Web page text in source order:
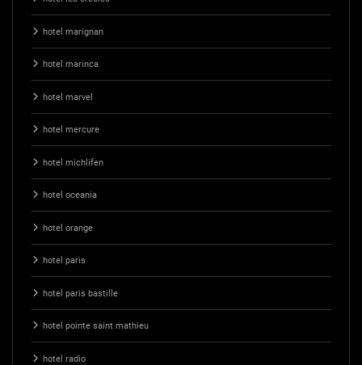
hotel marignan
hotel marinca
hotel marvel
hotel mercure
hotel michlifen
hotel oceania
hotel orange
hotel paris
hotel paris bastille
hotel pointe saint mathieu
hotel radio